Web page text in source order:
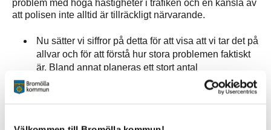
problem med höga hastigheter i trafiken och en känsla av
att polisen inte alltid är tillräckligt närvarande.
Nu sätter vi siffror på detta för att visa att vi tar det på
allvar och för att förstå hur stora problemen faktiskt
är. Bland annat planeras ett stort antal
trafikkontroller samt insatser för att öka
trafiksäkerheten, särskilt bland motorburen ungdom,